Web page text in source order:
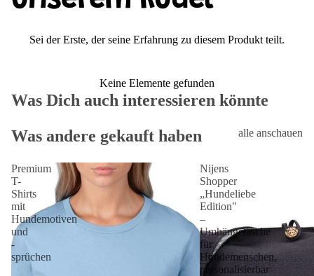
Sei der Erste, der seine Erfahrung zu diesem Produkt teilt.
Keine Elemente gefunden
Was Dich auch interessieren könnte
Was andere gekauft haben
alle anschauen
Premium
T-
Shirts
mit
Hundemotiven
und
-
sprüchen
Nijens
Shopper
„Hundeliebe
Edition"
–
Umhängetasche
für
Hundemenschen,
personalisierbar